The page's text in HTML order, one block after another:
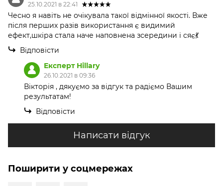
25.10.2021 в 22:41
Чесно я навіть не очікувала такої відмінної якості. Вже
після перших разів використання є видимий
ефект,шкіра стала наче наповнена зсередини і сяє💃
Відповісти
Експерт Hillary
26.10.2021 в 09:36
Вікторія , дякуємо за відгук та радіємо Вашим
результатам!
Відповісти
Написати відгук
Поширити у соцмережах